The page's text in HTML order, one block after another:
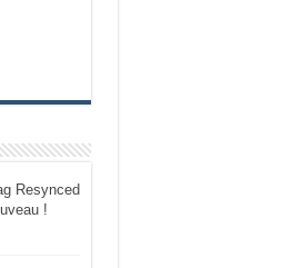
Resynced
!